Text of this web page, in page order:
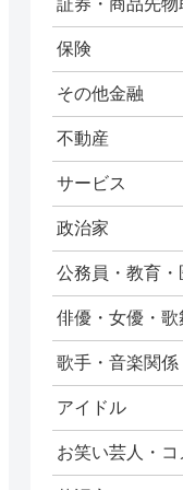
保険
その他金融
不動産
サービス
政治家
公務員・教育・
俳優・女優・歌
歌手・音楽関係
アイドル
お笑い芸人・